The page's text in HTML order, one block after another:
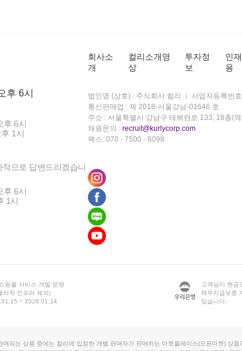
후 6시
후 6시
1시
으로 답변드리겠습니
후 6시
1시
회사소
개
컬리소개영
상
투자정
보
인
용
법인명 (상호) : 주식회사 컬리 사업자등록번
통신판매업 : 제 2018-서울강남-01646 호
주소 : 서울특별시 강남구 테헤란로 133, 18층(
채용문의 : recruit@kurlycorp.com
팩스: 070 - 7500 - 6098
핑몰 서비스 개발·운영
리적 인프라 제외)
~ 2028.01.14
고객님이 현금
채무지급보증
있습니다.
매되는 상품 중에는 컬리에 입점한 개별 판매자가 판매하는 마켓플레이스(오픈마켓) 상품